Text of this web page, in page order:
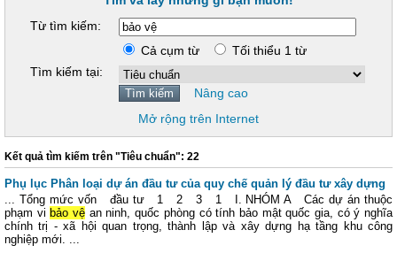
Từ tìm kiếm:
Cả cụm từ
Tối thiểu 1 từ
Tìm kiếm tại:
Nâng cao
Mở rộng trên Internet
Kết quả tìm kiếm trên "Tiêu chuẩn": 22
Phụ lục Phân loại dự án đầu tư của quy chế quản lý đầu tư xây dựng
... Tổng mức vốn đầu tư 1 2 3 1 I. NHÓM A Các dự án thuộc
phạm vi bảo vệ an ninh, quốc phòng có tính bảo mật quốc gia, có ý nghĩa
chính trị - xã hội quan trọng, thành lập và xây dựng hạ tầng khu công
nghiệp mới. ...